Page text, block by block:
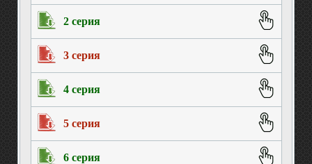
2 серия
3 серия
4 серия
5 серия
6 серия